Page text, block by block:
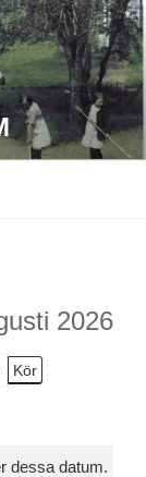
2026
dessa datum.